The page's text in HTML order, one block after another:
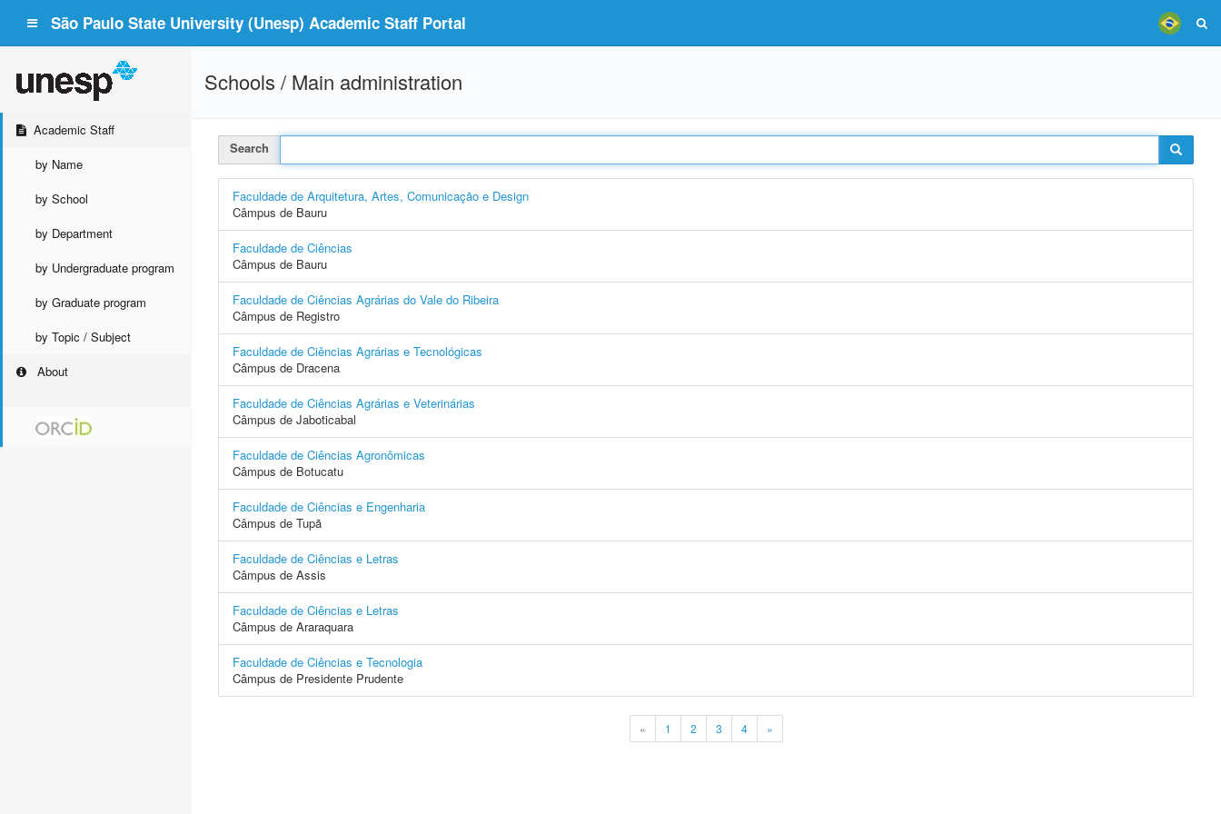
São Paulo State University (Unesp) Academic Staff Portal
Academic Staff
by Name
by School
by Department
by Undergraduate program
by Graduate program
by Topic / Subject
About
Schools / Main administration
Search
Faculdade de Arquitetura, Artes, Comunicação e Design
Câmpus de Bauru
Faculdade de Ciências
Câmpus de Bauru
Faculdade de Ciências Agrárias do Vale do Ribeira
Câmpus de Registro
Faculdade de Ciências Agrárias e Tecnológicas
Câmpus de Dracena
Faculdade de Ciências Agrárias e Veterinárias
Câmpus de Jaboticabal
Faculdade de Ciências Agronômicas
Câmpus de Botucatu
Faculdade de Ciências e Engenharia
Câmpus de Tupã
Faculdade de Ciências e Letras
Câmpus de Assis
Faculdade de Ciências e Letras
Câmpus de Araraquara
Faculdade de Ciências e Tecnologia
Câmpus de Presidente Prudente
« 1 2 3 4 »